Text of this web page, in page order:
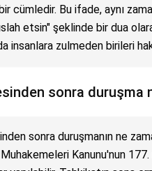
cümledir. Bu ifade, aynı
etsin" şeklinde bir dua
insanlara zulmeden birileri
sonra duruşma
sonra duruşmanın ne
Kanunu'nun